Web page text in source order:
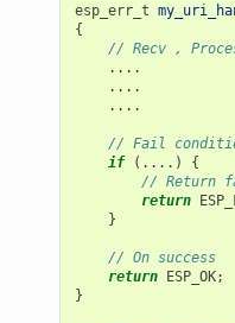
esp_err_t
{
// Recv ,
....
....
....
// Fail
if
(....)
{
// Return
return
}
// On success
return ESP_OK;
}